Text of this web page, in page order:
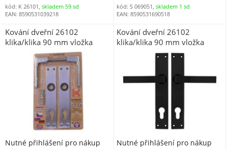
kód: K 26101, skladem 59 sd
EAN: 8590531039218
kód: S 069051,skladem 1 sd
EAN: 8590531690518
Kování dveřní 26102
klika/klika 90 mm vložka
hliník blistr (69002)
Nutné přihlášení pro nákup
Kování dveřní 26102
klika/klika 90 mm vložka
hliník černá mat blistr ESO
Nutné přihlášení pro nákup